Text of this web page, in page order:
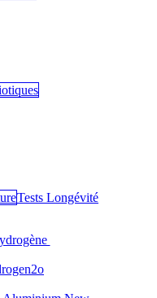
Tests Longévité